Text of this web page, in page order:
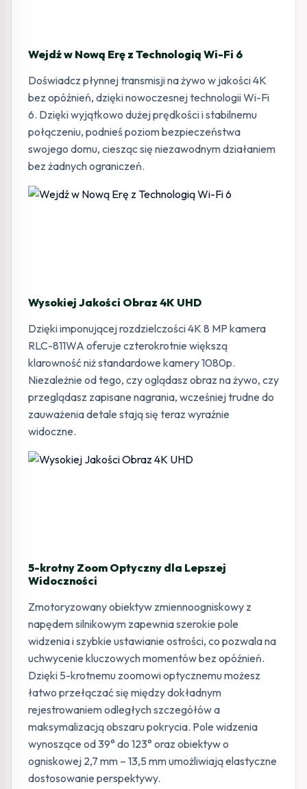
Wejdź w Nową Erę z Technologią Wi-Fi 6
Doświadcz płynnej transmisji na żywo w jakości 4K
bez opóźnień, dzięki nowoczesnej technologii Wi-Fi
6. Dzięki wyjątkowo dużej prędkości i stabilnemu
połączeniu, podnieś poziom bezpieczeństwa
swojego domu, ciesząc się niezawodnym działaniem
bez żadnych ograniczeń.
Wysokiej Jakości Obraz 4K UHD
Dzięki imponującej rozdzielczości 4K 8 MP kamera
RLC-811WA oferuje czterokrotnie większą
klarowność niż standardowe kamery 1080p.
Niezależnie od tego, czy oglądasz obraz na żywo, czy
przeglądasz zapisane nagrania, wcześniej trudne do
zauważenia detale stają się teraz wyraźnie
widoczne.
5-krotny Zoom Optyczny dla Lepszej
Widoczności
Zmotoryzowany obiektyw zmiennoogniskowy z
napędem silnikowym zapewnia szerokie pole
widzenia i szybkie ustawianie ostrości, co pozwala na
uchwycenie kluczowych momentów bez opóźnień.
Dzięki 5-krotnemu zoomowi optycznemu możesz
łatwo przełączać się między dokładnym
rejestrowaniem odległych szczegółów a
maksymalizacją obszaru pokrycia. Pole widzenia
wynoszące od 39° do 123° oraz obiektyw o
ogniskowej 2,7 mm – 13,5 mm umożliwiają elastyczne
dostosowanie perspektywy.